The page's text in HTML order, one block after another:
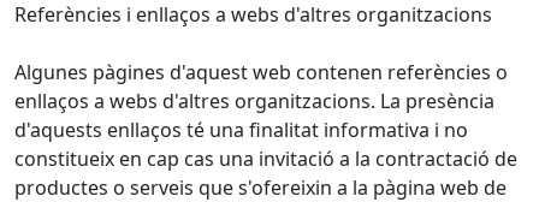
Referències i enllaços a webs d'altres organitzacions
Algunes pàgines d'aquest web contenen referències o
enllaços a webs d'altres organitzacions. La presència
d'aquests enllaços té una finalitat informativa i no
constitueix en cap cas una invitació a la contractació de
productes o serveis que s'ofereixin a la pàgina web de